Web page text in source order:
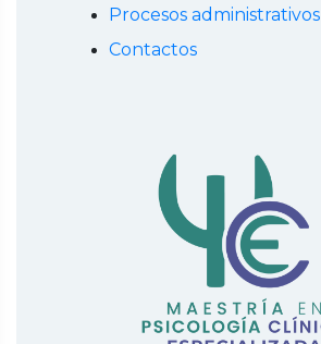
Procesos administrativos
Contactos